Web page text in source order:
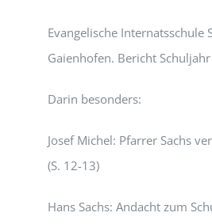
Evangelische Internatsschule
Gaienhofen. Bericht
Darin besonders:
Josef Michel: Pfarrer Sachs
(S. 12-13)
Hans Sachs: Andacht zum